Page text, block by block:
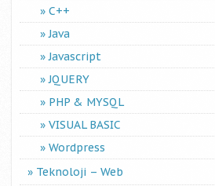
C++
Java
Javascript
JQUERY
PHP & MYSQL
VISUAL BASIC
Wordpress
Teknoloji – Web